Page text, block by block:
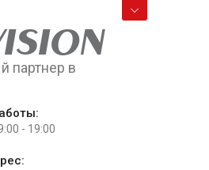
партнер в
- 19:00